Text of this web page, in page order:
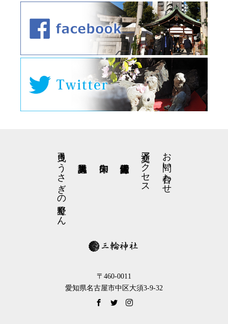
お問い合わせ
交通アクセス
弓曳きうさぎの星野くん
〒460-0011
愛知県名古屋市中区大須3-9-32